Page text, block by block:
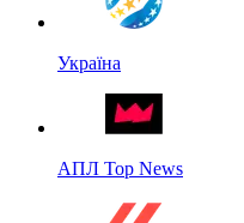
Україна
АПЛ Top News